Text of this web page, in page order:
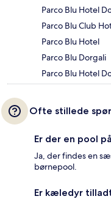
Parco Blu Hotel
Parco Blu Club
Parco Blu Hotel
Parco Blu Dorgali
Parco Blu Hotel
Ofte stillede
Er der en pool
Ja, der findes en
børnepool.
Er kæledyr